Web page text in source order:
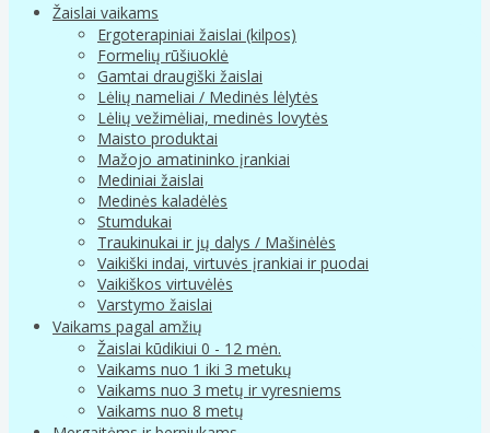
Žaislai vaikams
Ergoterapiniai žaislai (kilpos)
Formelių rūšiuoklė
Gamtai draugiški žaislai
Lėlių nameliai / Medinės lėlytės
Lėlių vežimėliai, medinės lovytės
Maisto produktai
Mažojo amatininko įrankiai
Mediniai žaislai
Medinės kaladėlės
Stumdukai
Traukinukai ir jų dalys / Mašinėlės
Vaikiški indai, virtuvės įrankiai ir puodai
Vaikiškos virtuvėlės
Varstymo žaislai
Vaikams pagal amžių
Žaislai kūdikiui 0 - 12 mėn.
Vaikams nuo 1 iki 3 metukų
Vaikams nuo 3 metų ir vyresniems
Vaikams nuo 8 metų